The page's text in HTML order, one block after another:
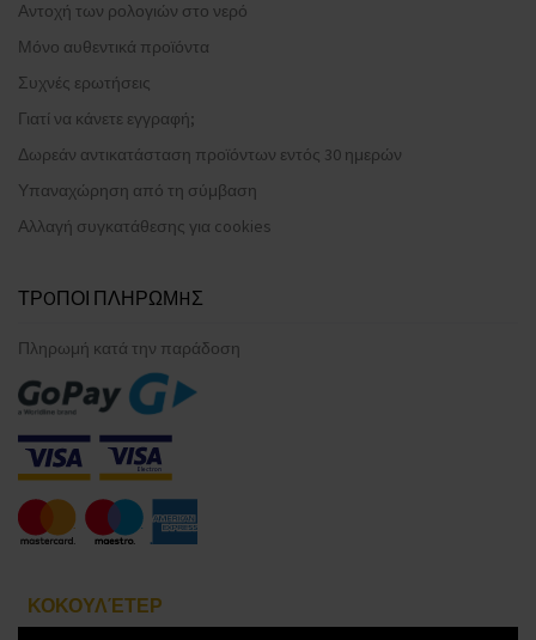
Αντοχή των ρολογιών στο νερό
Μόνο αυθεντικά προϊόντα
Συχνές ερωτήσεις
Γιατί να κάνετε εγγραφή;
Δωρεάν αντικατάσταση προϊόντων εντός 30 ημερών
Υπαναχώρηση από τη σύμβαση
Αλλαγή συγκατάθεσης για cookies
ΤΡOΠΟΙ ΠΛΗΡΩΜHΣ
Πληρωμή κατά την παράδοση
ΚΟΚΟΥΛΈΤΕΡ